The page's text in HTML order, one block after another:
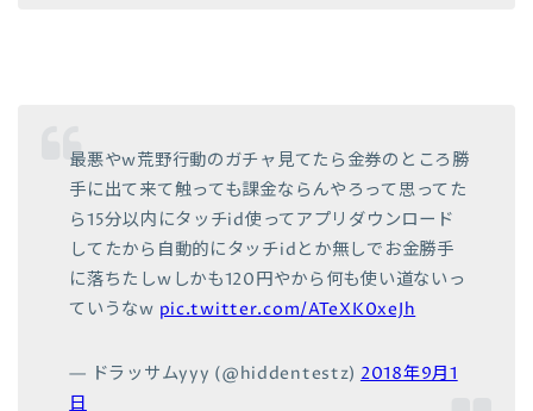
最悪やw荒野行動のガチャ見てたら金券のところ勝
手に出て来て触っても課金ならんやろって思ってた
ら15分以内にタッチid使ってアプリダウンロード
してたから自動的にタッチidとか無しでお金勝手
に落ちたしwしかも120円やから何も使い道ないっ
ていうなw pic.twitter.com/ATeXK0xeJh
— ドラッサムyyy (@hiddentestz) 2018年9月1
日